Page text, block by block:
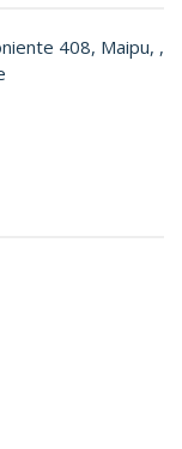
408, Maipu, ,